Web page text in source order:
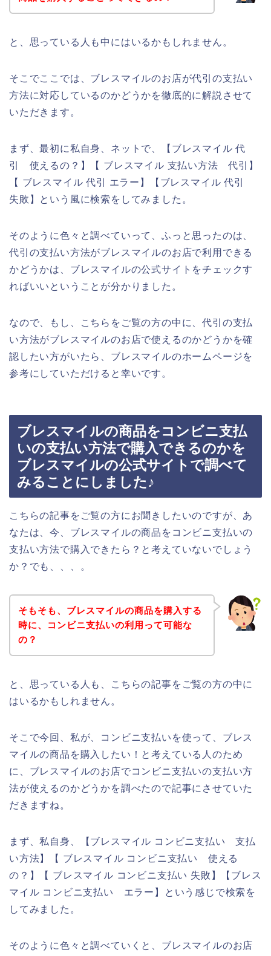
と、思っている人も中にはいるかもしれません。
そこでここでは、ブレスマイルのお店が代引の支払い
方法に対応しているのかどうかを徹底的に解説させて
いただきます。
まず、最初に私自身、ネットで、【ブレスマイル 代
引 使えるの？】【 ブレスマイル 支払い方法 代引】
【 ブレスマイル 代引 エラー】【ブレスマイル 代引
失敗】という風に検索をしてみました。
そのように色々と調べていって、ふっと思ったのは、
代引の支払い方法がブレスマイルのお店で利用できる
かどうかは、ブレスマイルの公式サイトをチェックす
ればいいということが分かりました。
なので、もし、こちらをご覧の方の中に、代引の支払
い方法がブレスマイルのお店で使えるのかどうかを確
認したい方がいたら、ブレスマイルのホームページを
参考にしていただけると幸いです。
ブレスマイルの商品をコンビニ支払
いの支払い方法で購入できるのかを
ブレスマイルの公式サイトで調べて
みることにしました♪
こちらの記事をご覧の方にお聞きしたいのですが、あ
なたは、今、ブレスマイルの商品をコンビニ支払いの
支払い方法で購入できたら？と考えていないでしょう
か？でも、、、。
そもそも、ブレスマイルの商品を購入する
時に、コンビニ支払いの利用って可能な
の？
と、思っている人も、こちらの記事をご覧の方の中に
はいるかもしれません。
そこで今回、私が、コンビニ支払いを使って、ブレス
マイルの商品を購入したい！と考えている人のため
に、ブレスマイルのお店でコンビニ支払いの支払い方
法が使えるのかどうかを調べたので記事にさせていた
だきますね。
まず、私自身、【ブレスマイル コンビニ支払い 支払
い方法】【 ブレスマイル コンビニ支払い 使える
の？】【 ブレスマイル コンビニ支払い 失敗】【ブレス
マイル コンビニ支払い エラー】という感じで検索を
してみました。
そのように色々と調べていくと、ブレスマイルのお店